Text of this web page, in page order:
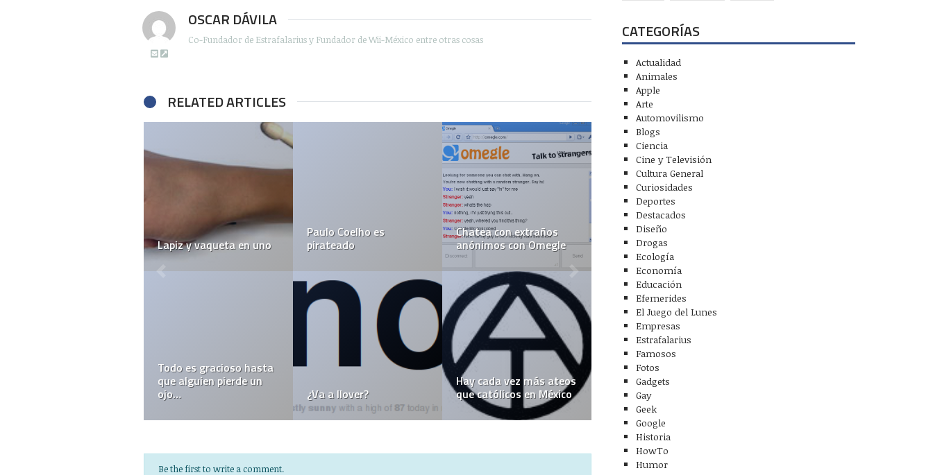
OSCAR DÁVILA
Co-Fundador de Estrafalarius y Fundador de Wii-México entre otras cosas
RELATED ARTICLES
Lapiz y vaqueta en uno
Paulo Coelho es
pirateado
Chatea con extraños
anónimos con Omegle
Todo es gracioso hasta
que alguien pierde un
ojo… ¿Va a llover?
Hay cada vez más ateos
que católicos en México
Be the first to write a comment.
CATEGORÍAS
Actualidad
Animales
Apple
Arte
Automovilismo
Blogs
Ciencia
Cine y Televisión
Cultura General
Curiosidades
Deportes
Destacados
Diseño
Drogas
Ecología
Economía
Educación
Efemerides
El Juego del Lunes
Empresas
Estrafalarius
Famosos
Fotos
Gadgets
Gay
Geek
Google
Historia
HowTo
Humor